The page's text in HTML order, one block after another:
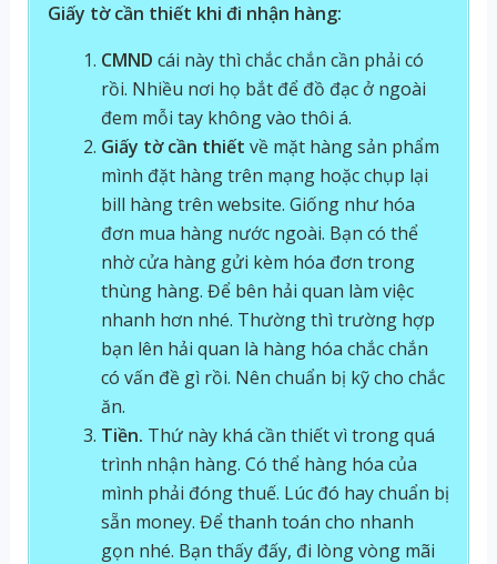
Giấy tờ cần thiết khi đi nhận hàng:
CMND cái này thì chắc chắn cần phải có
rồi. Nhiều nơi họ bắt để đồ đạc ở ngoài
đem mỗi tay không vào thôi á.
Giấy tờ cần thiết về mặt hàng sản phẩm
mình đặt hàng trên mạng hoặc chụp lại
bill hàng trên website. Giống như hóa
đơn mua hàng nước ngoài. Bạn có thể
nhờ cửa hàng gửi kèm hóa đơn trong
thùng hàng. Để bên hải quan làm việc
nhanh hơn nhé. Thường thì trường hợp
bạn lên hải quan là hàng hóa chắc chắn
có vấn đề gì rồi. Nên chuẩn bị kỹ cho chắc
ăn.
Tiền. Thứ này khá cần thiết vì trong quá
trình nhận hàng. Có thể hàng hóa của
mình phải đóng thuế. Lúc đó hay chuẩn bị
sẵn money. Để thanh toán cho nhanh
gọn nhé. Bạn thấy đấy, đi lòng vòng mãi